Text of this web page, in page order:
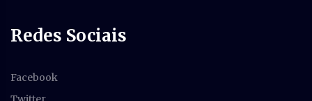
Redes Sociais
Facebook